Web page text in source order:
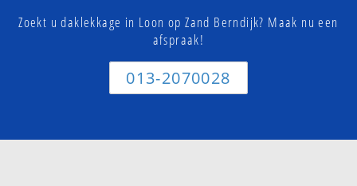
Zoekt u daklekkage in Loon op Zand Berndijk? Maak nu een
afspraak!
013-2070028